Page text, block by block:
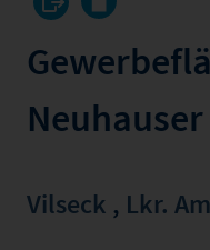
Vilseck , Lkr.